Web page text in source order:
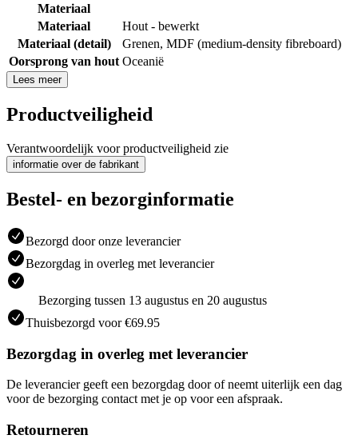
Materiaal
Materiaal
Hout - bewerkt
Materiaal (detail)
Grenen, MDF (medium-density fibreboard)
Oorsprong van hout Oceanië
Lees meer
Productveiligheid
Verantwoordelijk voor productveiligheid zie
informatie over de fabrikant
Bestel- en bezorginformatie
Bezorgd door onze leverancier
Bezorgdag in overleg met leverancier
Bezorging tussen 13 augustus en 20 augustus
Thuisbezorgd voor €69.95
Bezorgdag in overleg met leverancier
De leverancier geeft een bezorgdag door of neemt uiterlijk een dag
voor de bezorging contact met je op voor een afspraak.
Retourneren